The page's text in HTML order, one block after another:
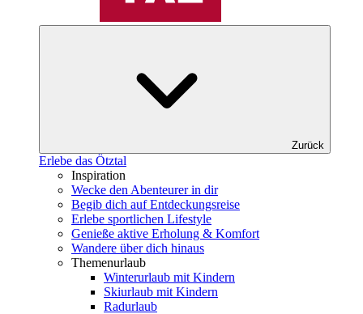
Zurück
Erlebe das Ötztal
Inspiration
Wecke den Abenteurer in dir
Begib dich auf Entdeckungsreise
Erlebe sportlichen Lifestyle
Genieße aktive Erholung & Komfort
Wandere über dich hinaus
Themenurlaub
Winterurlaub mit Kindern
Skiurlaub mit Kindern
Radurlaub